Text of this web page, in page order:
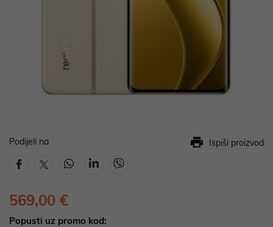
Podijeli na Ispiši proizvod
569,00 €
Popusti uz promo kod: